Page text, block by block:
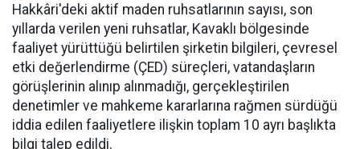
Hakkâri'deki aktif maden ruhsatlarının sayısı, son
yıllarda verilen yeni ruhsatlar, Kavaklı bölgesinde
faaliyet yürüttüğü belirtilen şirketin bilgileri, çevresel
etki değerlendirme (ÇED) süreçleri, vatandaşların
görüşlerinin alınıp alınmadığı, gerçekleştirilen
denetimler ve mahkeme kararlarına rağmen sürdüğü
iddia edilen faaliyetlere ilişkin toplam 10 ayrı başlıkta
bilgi talep edildi.